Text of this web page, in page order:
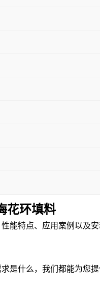
花环填料
能特点、应用案例以及安
是什么，我们都能为您提